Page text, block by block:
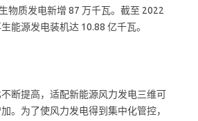
物质发电新增 87 万千瓦。截至 2022
能源发电装机达 10.88 亿千瓦。
断提高，适配新能源风力发电三维可
。为了使风力发电得到集中化管控，